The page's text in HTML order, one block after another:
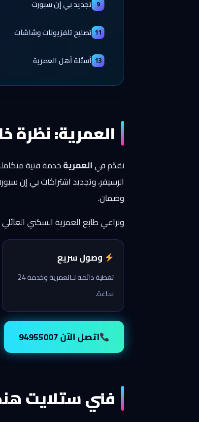
9 تجديد بي إن سبورت
11 تصليح تلفزيونات وشاشات
13 أسئلة أهل العمرية
العمرية: نظرة
نقدّم فيالعمريةخدمة فنية
الرسيفر، وتجديد اشتراكات بي إن
وضمان.
ونراعي طابع العمرية السكني
وصول سريع
تغطية دائمة لـالعمرية وخدمة 24
ساعة.
اتصل الآن 94955007
فني ستلايت